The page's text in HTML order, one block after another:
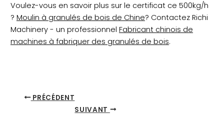
Voulez-vous en savoir plus sur le certificat ce 500kg/h
? Moulin à granulés de bois de Chine? Contactez Richi
Machinery - un professionnel Fabricant chinois de
machines à fabriquer des granulés de bois.
PRÉCÉDENT
SUIVANT